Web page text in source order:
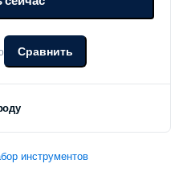
410
000 сум.
000 сум.
Сравнить
инструментов